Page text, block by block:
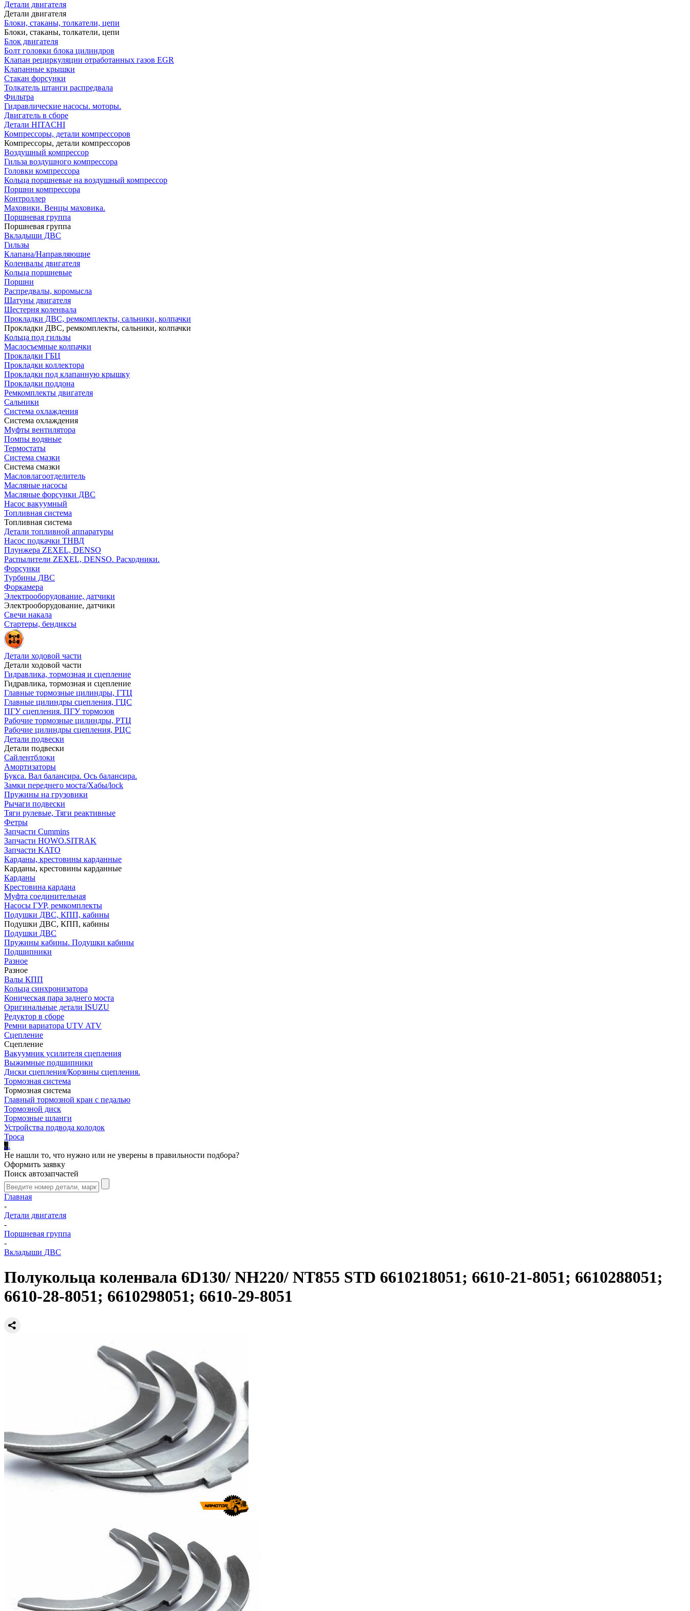
Детали двигателя
Детали двигателя
Блоки, стаканы, толкатели, цепи
Блоки, стаканы, толкатели, цепи
Блок двигателя
Болт головки блока цилиндров
Клапан рециркуляции отработанных газов EGR
Клапанные крышки
Стакан форсунки
Толкатель штанги распредвала
Фильтра
Гидравлические насосы. моторы.
Двигатель в сборе
Детали HITACHI
Компрессоры, детали компрессоров
Компрессоры, детали компрессоров
Воздушный компрессор
Гильза воздушного компрессора
Головки компрессора
Кольца поршневые на воздушный компрессор
Поршни компрессора
Контроллер
Маховики. Венцы маховика.
Поршневая группа
Поршневая группа
Вкладыши ДВС
Гильзы
Клапана/Направляющие
Коленвалы двигателя
Кольца поршневые
Поршни
Распредвалы, коромысла
Шатуны двигателя
Шестерня коленвала
Прокладки ДВС, ремкомплекты, сальники, колпачки
Прокладки ДВС, ремкомплекты, сальники, колпачки
Кольца под гильзы
Маслосъемные колпачки
Прокладки ГБЦ
Прокладки коллектора
Прокладки под клапанную крышку
Прокладки поддона
Ремкомплекты двигателя
Сальники
Система охлаждения
Система охлаждения
Муфты вентилятора
Помпы водяные
Термостаты
Система смазки
Система смазки
Масловлагоотделитель
Масляные насосы
Масляные форсунки ДВС
Насос вакуумный
Топливная система
Топливная система
Детали топливной аппаратуры
Насос подкачки ТНВД
Плунжера ZEXEL, DENSO
Распылители ZEXEL, DENSO. Расходники.
Форсунки
Турбины ДВС
Форкамера
Электрооборудование, датчики
Электрооборудование, датчики
Свечи накала
Стартеры, бендиксы
Детали ходовой части
Детали ходовой части
Гидравлика, тормозная и сцепление
Гидравлика, тормозная и сцепление
Главные тормозные цилиндры, ГТЦ
Главные цилиндры сцепления, ГЦС
ПГУ сцепления. ПГУ тормозов
Рабочие тормозные цилиндры, РТЦ
Рабочие цилиндры сцепления, РЦС
Детали подвески
Детали подвески
Cайлентблоки
Амортизаторы
Букса. Вал балансира. Ось балансира.
Замки переднего моста/Хабы/lock
Пружины на грузовики
Рычаги подвески
Тяги рулевые, Тяги реактивные
Фетры
Запчасти Cummins
Запчасти HOWO.SITRAK
Запчасти KATO
Карданы, крестовины карданные
Карданы, крестовины карданные
Карданы
Крестовина кардана
Муфта соединительная
Насосы ГУР, ремкомплекты
Подушки ДВС, КПП, кабины
Подушки ДВС, КПП, кабины
Подушки ДВС
Пружины кабины. Подушки кабины
Подшипники
Разное
Разное
Валы КПП
Кольца синхронизатора
Коническая пара заднего моста
Оригинальные детали ISUZU
Редуктор в сборе
Ремни вариатора UTV ATV
Сцепление
Сцепление
Вакуумник усилителя сцепления
Выжимные подшипники
Диски сцепления/Корзины сцепления.
Тормозная система
Тормозная система
Главный тормозной кран с педалью
Тормозной диск
Тормозные шланги
Устройства подвода колодок
Троса
...
Не нашли то, что нужно или не уверены в правильности подбора?
Оформить заявку
Поиск автозапчастей
Главная
-
Детали двигателя
-
Поршневая группа
-
Вкладыши ДВС
Полукольца коленвала 6D130/ NH220/ NT855 STD 6610218051; 6610-21-8051; 6610288051;
6610-28-8051; 6610298051; 6610-29-8051